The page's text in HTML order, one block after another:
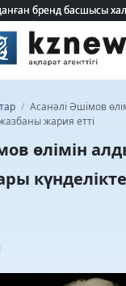
бренд басшысы
бренд басшысы
/ Асанәлі Әшімов
жария етті
өлімін